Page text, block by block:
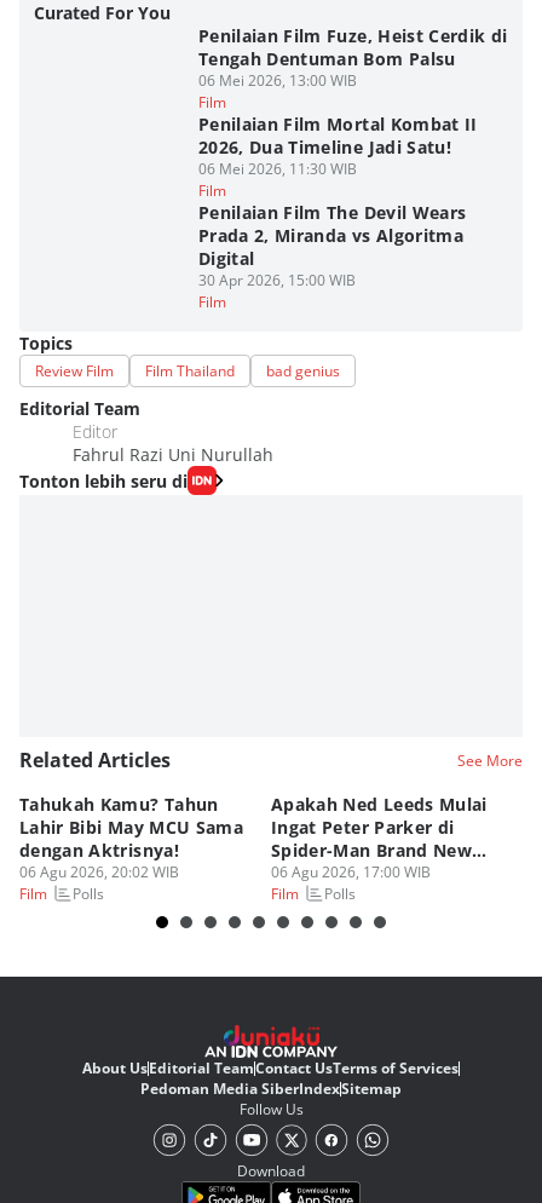
Curated For You
Penilaian Film Fuze, Heist Cerdik di
Tengah Dentuman Bom Palsu
06 Mei 2026, 13:00 WIB
Film
Penilaian Film Mortal Kombat II
2026, Dua Timeline Jadi Satu!
06 Mei 2026, 11:30 WIB
Film
Penilaian Film The Devil Wears
Prada 2, Miranda vs Algoritma
Digital
30 Apr 2026, 15:00 WIB
Film
Topics
Review Film Film Thailand bad genius
Editorial Team
Editor
Fahrul Razi Uni Nurullah
Tonton lebih seru di
Related Articles See More
Tahukah Kamu? Tahun
Lahir Bibi May MCU Sama
dengan Aktrisnya!
06 Agu 2026, 20:02 WIB
Film
Polls
Apakah Ned Leeds Mulai
Ingat Peter Parker di
Spider-Man Brand New
Day?
06 Agu 2026, 17:00 WIB
Film
Polls
About UsEditorial TeamContact UsTerms of Services
Pedoman Media SiberIndexSitemap
Follow Us
Download